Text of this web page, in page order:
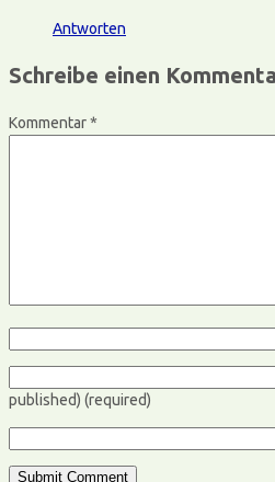
Antworten
Schreibe einen
Kommentar*
published) (required)